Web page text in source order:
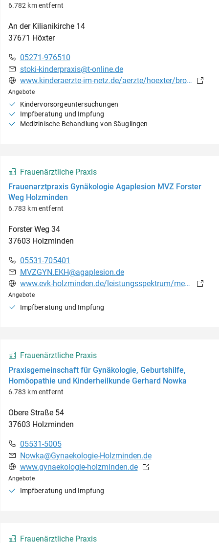
6.782 km entfernt
An der Kilianikirche 14
37671 Höxter
05271-976510
stoki-kinderpraxis@t-online.de
www.kinderaerzte-im-netz.de/aerzte/hoexter/brotesaki/leistungsspektrum.html
Angebote
Kindervorsorgeuntersuchungen
Impfberatung und Impfung
Medizinische Behandlung von Säuglingen
Frauenärztliche Praxis
Frauenarztpraxis Gynäkologie Agaplesion MVZ Forster
Weg Holzminden
6.783 km entfernt
Forster Weg 34
37603 Holzminden
05531-705401
MVZGYN.EKH@agaplesion.de
www.evk-holzminden.de/leistungsspektrum/medizinische-versorgungszentren/mvz-forster-weg-holzminden/praxis-fuer-gynaekologie
Angebote
Impfberatung und Impfung
Frauenärztliche Praxis
Praxisgemeinschaft für Gynäkologie, Geburtshilfe,
Homöopathie und Kinderheilkunde Gerhard Nowka
6.783 km entfernt
Obere Straße 54
37603 Holzminden
05531-5005
Nowka@Gynaekologie-Holzminden.de
www.gynaekologie-holzminden.de
Angebote
Impfberatung und Impfung
Frauenärztliche Praxis